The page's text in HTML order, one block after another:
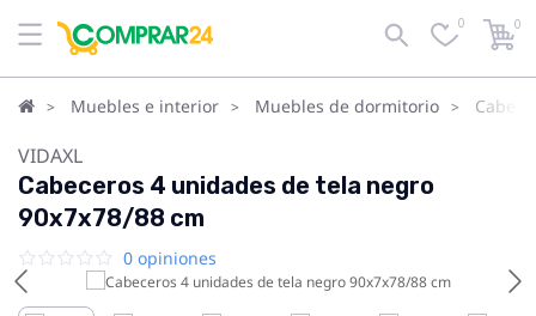
0 0
Muebles e interior Muebles de dormitorio
VIDAXL
Cabeceros 4 unidades de tela negro
90x7x78/88 cm
0 opiniones